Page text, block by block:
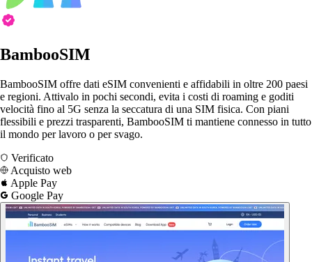
BambooSIM
BambooSIM offre dati eSIM convenienti e affidabili in oltre 200 paesi
e regioni. Attivalo in pochi secondi, evita i costi di roaming e goditi
velocità fino al 5G senza la seccatura di una SIM fisica. Con piani
flessibili e prezzi trasparenti, BambooSIM ti mantiene connesso in tutto
il mondo per lavoro o per svago.
Verificato
Acquisto web
Apple Pay
Google Pay